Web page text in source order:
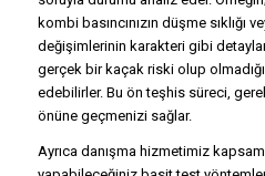
kombi basıncınızın düşme sıklığı
değişimlerinin karakteri gibi
gerçek bir kaçak riski olup
edebilirler. Bu ön teşhis süreci,
önüne geçmenizi sağlar.
Ayrıca danışma hizmetimiz